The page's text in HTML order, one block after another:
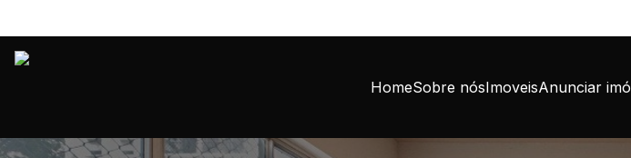
HomeSobre nósImoveisAnunciar